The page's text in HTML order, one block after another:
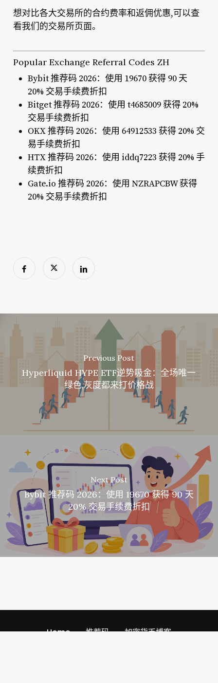
想对比各大交易所的合约费率和返佣优惠,可以查
看我们的交易所页面。
Popular Exchange Referral Codes ZH
Bybit 推荐码 2026：使用 19670 获得 90 天
20% 交易手续费折扣
Bitget 推荐码 2026：使用 t4685009 获得 20%
交易手续费折扣
OKX 推荐码 2026：使用 64912533 获得 20% 交
易手续费折扣
HTX 推荐码 2026：使用 iddq7223 获得 20% 手
续费折扣
Gate.io 推荐码 2026：使用 NZRAPCBW 获得
20% 交易手续费折扣
Previous Post
Hyperliquid HYPE ETF逆势吸金：全场唯一
绿色,灰度都来打价格战
Next Post
Bybit 推荐码 2026：使用 19670 获得 90 天
20% 交易手续费折扣
Home 推荐码 加密货币博客